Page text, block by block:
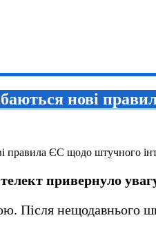
нові
привернуло
Після нещодавнього